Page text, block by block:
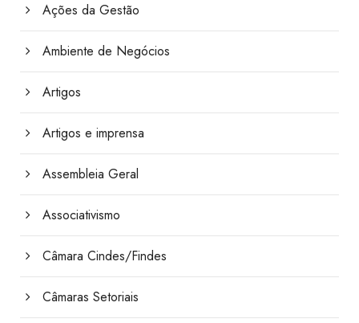
Ações da Gestão
Ambiente de Negócios
Artigos
Artigos e imprensa
Assembleia Geral
Associativismo
Câmara Cindes/Findes
Câmaras Setoriais